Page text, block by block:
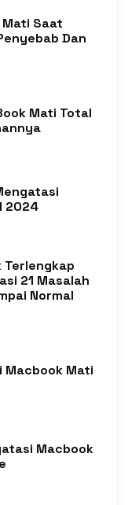
Saat
Dan
Mati Total
2024
Terlengkap
21 Masalah
Normal
Macbook Mati
Macbook